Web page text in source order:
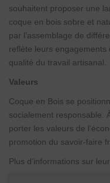
souhaitent proposer une
coque en bois sobre et
par l’assemblage de
reflète leurs
qualité du travail artisanal.
Valeurs
Coque en Bois se
socialement responsable.
porter les valeurs de
promotion du savoir-faire
Plus d’informations sur leur